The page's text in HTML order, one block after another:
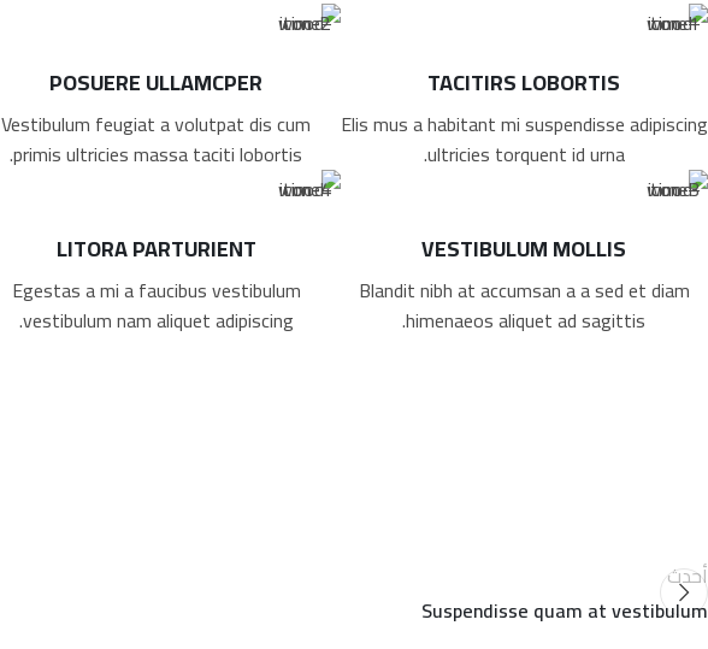
TACITIRS LOBORTIS
Elis mus a habitant mi suspendisse adipiscing
ultricies torquent id urna.
VESTIBULUM MOLLIS
Blandit nibh at accumsan a a sed et diam
himenaeos aliquet ad sagittis.
POSUERE ULLAMCPER
Vestibulum feugiat a volutpat dis cum
primis ultricies massa taciti lobortis.
LITORA PARTURIENT
Egestas a mi a faucibus vestibulum
vestibulum nam aliquet adipiscing.
أحدث
Suspendisse quam at vestibulum